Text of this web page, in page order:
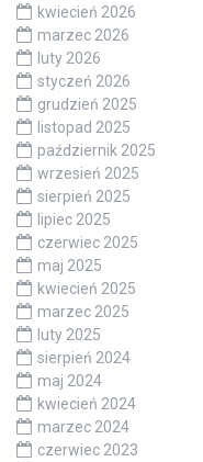
kwiecień 2026
marzec 2026
luty 2026
styczeń 2026
grudzień 2025
listopad 2025
październik 2025
wrzesień 2025
sierpień 2025
lipiec 2025
czerwiec 2025
maj 2025
kwiecień 2025
marzec 2025
luty 2025
sierpień 2024
maj 2024
kwiecień 2024
marzec 2024
czerwiec 2023